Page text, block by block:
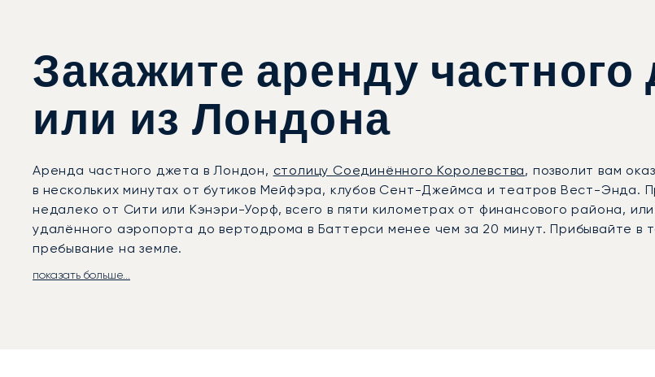
Закажите аренду
или из Лондона
Аренда частного джета в Лондон, столицу Соединённого Королевства, позволит вам
в нескольких минутах от бутиков Мейфэра, клубов Сент-Джеймса и театров Вест-
недалеко от Сити или Кэнэри-Уорф, всего в пяти километрах от финансового района,
удалённого аэропорта до вертодрома в Баттерси менее чем за 20 минут. Прибывайте в
пребывание на земле.
LunaJets организует частные рейсы во
показать больше...